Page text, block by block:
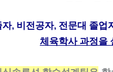
자, 비전공자, 전문대 졸업
체육학사 과정을